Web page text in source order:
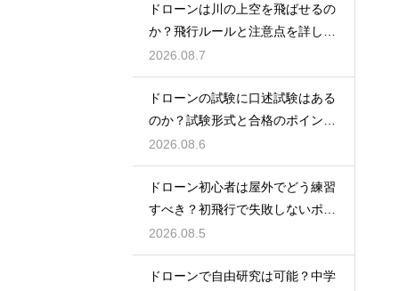
ドローンは川の上空を飛ばせるの
か？飛行ルールと注意点を詳しく
解説
2026.08.7
ドローンの試験に口述試験はある
のか？試験形式と合格のポイント
を解説
2026.08.6
ドローン初心者は屋外でどう練習
すべき？初飛行で失敗しないポイ
ント
2026.08.5
ドローンで自由研究は可能？中学